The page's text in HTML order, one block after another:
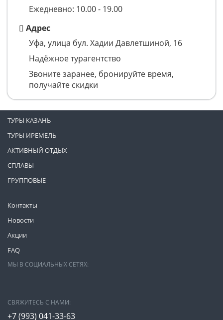
Ежедневно: 10.00 - 19.00
Адрес
Уфа, улица бул. Хадии Давлетшиной, 16
Надёжное турагентство
Звоните заранее, бронируйте время,
получайте скидки
Контакты
Новости
Акции
FAQ
ТУРЫ КАЗАНЬ
ТУРЫ ИРЕМЕЛЬ
АКТИВНЫЙ ОТДЫХ
СПЛАВЫ
ГРУППОВЫЕ
МЫ В СОЦИАЛЬНЫХ СЕТЯХ:
СВЯЖИТЕСЬ С НАМИ:
+7 (993) 041-33-63